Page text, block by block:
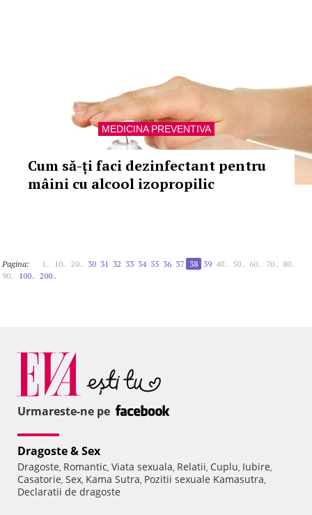
MEDICINA PREVENTIVA
Cum să-ți faci dezinfectant pentru
mâini cu alcool izopropilic
Pagina: 1.. 10.. 20.. 30 31 32 33 34 35 36 37 38 39 40.. 50.. 60.. 70.. 80..
90.. 100.. 200..
Urmareste-ne pe
Dragoste & Sex
Dragoste, Romantic, Viata sexuala, Relatii, Cuplu, Iubire,
Casatorie, Sex, Kama Sutra, Pozitii sexuale Kamasutra,
Declaratii de dragoste